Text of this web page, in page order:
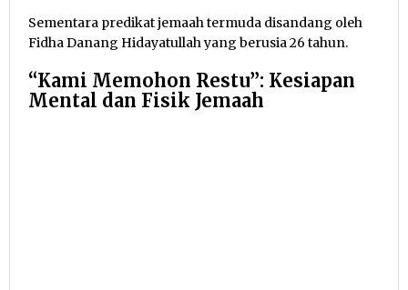
Sementara predikat jemaah termuda disandang oleh
Fidha Danang Hidayatullah yang berusia 26 tahun.
“Kami Memohon Restu”: Kesiapan
Mental dan Fisik Jemaah